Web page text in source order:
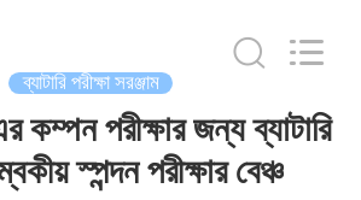
ব্যাটারি পরীক্ষা সরঞ্জাম
পরীক্ষার জন্য ব্যাটারি
স্পন্দন পরীক্ষার বেঞ্চ